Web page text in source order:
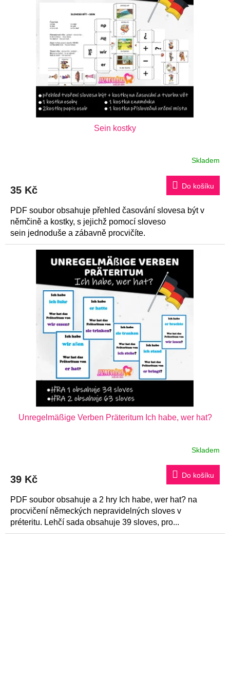
Sein kostky
Skladem
35 Kč Do košíku
PDF soubor obsahuje přehled časování slovesa být v
němčině a kostky, s jejichž pomocí sloveso
sein jednoduše a zábavně procvičíte.
Unregelmäßige Verben Präteritum Ich habe, wer hat?
Skladem
39 Kč Do košíku
PDF soubor obsahuje a 2 hry Ich habe, wer hat? na
procvičení německých nepravidelných sloves v
préteritu. Lehčí sada obsahuje 39 sloves, pro...